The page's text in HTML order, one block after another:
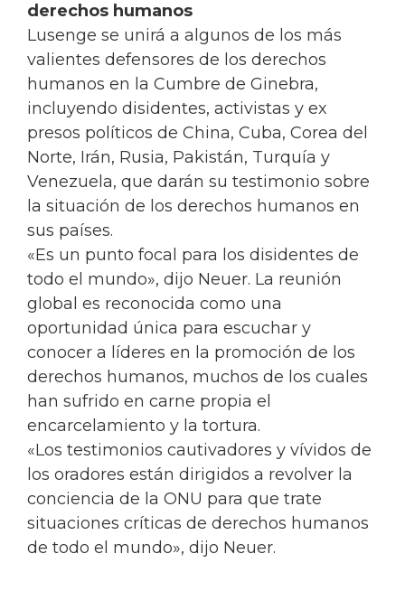
derechos humanos
Lusenge se unirá a algunos de los más
valientes defensores de los derechos
humanos en la Cumbre de Ginebra,
incluyendo disidentes, activistas y ex
presos políticos de China, Cuba, Corea del
Norte, Irán, Rusia, Pakistán, Turquía y
Venezuela, que darán su testimonio sobre
la situación de los derechos humanos en
sus países.
«Es un punto focal para los disidentes de
todo el mundo», dijo Neuer. La reunión
global es reconocida como una
oportunidad única para escuchar y
conocer a líderes en la promoción de los
derechos humanos, muchos de los cuales
han sufrido en carne propia el
encarcelamiento y la tortura.
«Los testimonios cautivadores y vívidos de
los oradores están dirigidos a revolver la
conciencia de la ONU para que trate
situaciones críticas de derechos humanos
de todo el mundo», dijo Neuer.